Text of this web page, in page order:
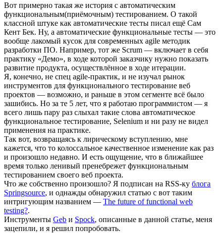
Вот примерно такая же история с автоматическим
функциональным(приёмочным) тестированием. О такой
классной штуке как автоматические тесты писал ещё Сам
Кент Бек. Ну, а автоматические функциональные тесты — это
вообще лакомый кусок для современных agile методик
разработки ПО. Например, тот же Scrum — включает в себя
практику «Демо», в ходе которой заказчику нужно показать
развитие продукта, осуществлённое в ходе итерации.
Я, конечно, не спец agile-практик, и не изучал рынок
инструментов для функционального тестирование веб
проектов — возможно, и раньше в этом сегменте всё было
зашибись. Но за те 5 лет, что я работаю программистом — я
всего лишь пару раз слыхал такие слова автоматическое
функциональное тестирование, Selenium и ни разу не видел
применения на практике.
Так вот, возвращаясь к лирическому вступлению, мне
кажется, что то колоссальное качественное изменение как раз
и произошло недавно. И есть ощущение, что в ближайшее
время только ленивый пренебрежет функциональным
тестированием своего веб проекта.
Что же собственно произошло? Я подписан на RSS-ку блога
Springsource, и однажды обнаружил статью с вот таким
интригующим названием — The future of functional web
testing?.
Инструменты Geb и Spock, описанные в данной статье, меня
зацепили, и я решил попробовать.